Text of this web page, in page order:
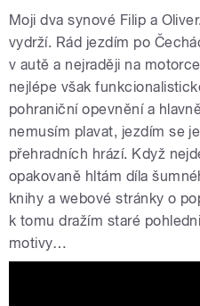
Moji dva synové Filip a
vydrží. Rád jezdím po
v autě a nejraději na
nejlépe však
pohraniční opevnění a
nemusím plavat, jezdím se
přehradních hrází. Když
opakovaně hltám díla
knihy a webové stránky o
k tomu dražím staré
motivy…